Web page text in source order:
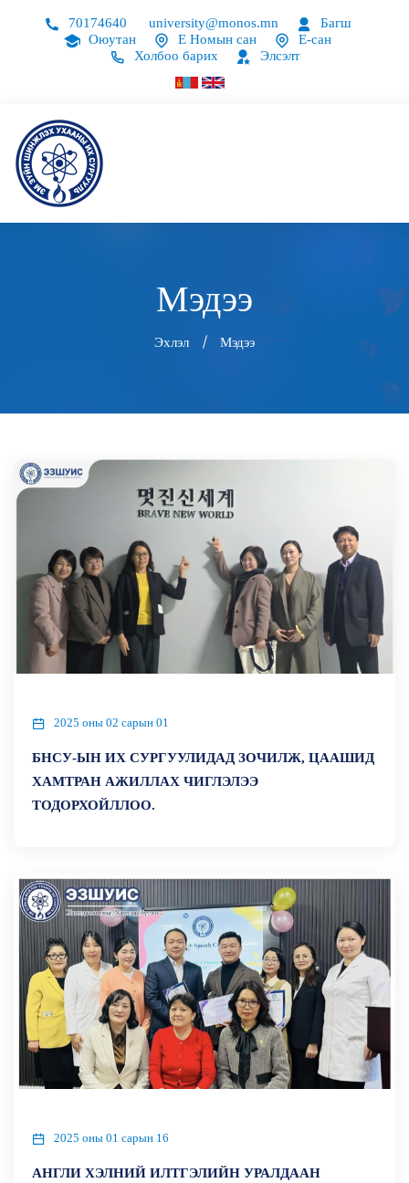
70174640 university@monos.mn
Багш
Оюутан
Е Номын сан
Е-сан
Холбоо барих
Элсэлт
Мэдээ
Эхлэл Мэдээ
2025 оны 02 сарын 01
БНСУ-ЫН ИХ СУРГУУЛИДАД ЗОЧИЛЖ, ЦААШИД
ХАМТРАН АЖИЛЛАХ ЧИГЛЭЛЭЭ
ТОДОРХОЙЛЛОО.
2025 оны 01 сарын 16
АНГЛИ ХЭЛНИЙ ИЛТГЭЛИЙН УРАЛДААН